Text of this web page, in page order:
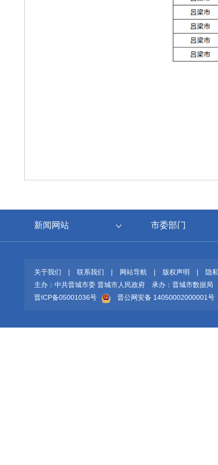
新闻网站 市委部门
关于我们 | 联系我们 | 网站导航 | 版权声明 |
隐
主办：中共晋城市委 晋城市人民政府
承办：晋城市数据局
晋ICP备05001036号
晋公网安备 14050002000001号